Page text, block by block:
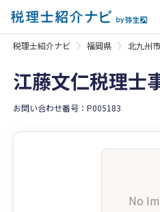
税理士紹介ナビ 福岡県 北九州市
江藤文仁税理士
お問い合わせ番号：P005183
No